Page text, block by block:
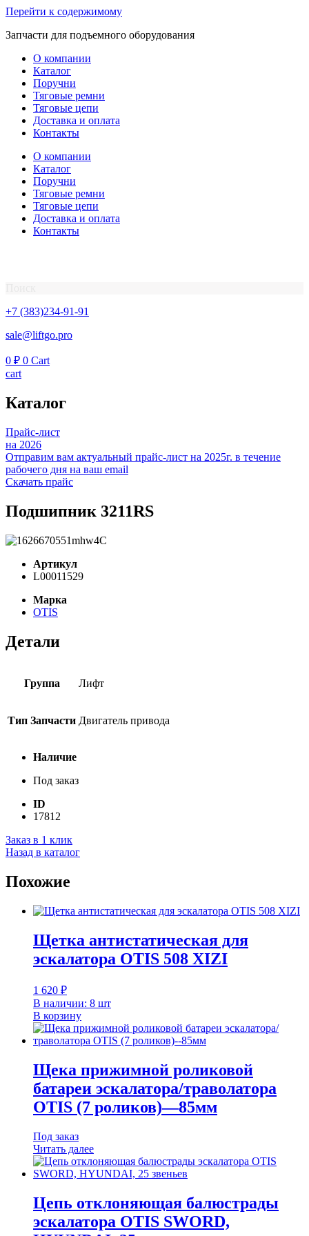
Перейти к содержимому
Запчасти для подъемного оборудования
О компании
Каталог
Поручни
Тяговые ремни
Тяговые цепи
Доставка и оплата
Контакты
О компании
Каталог
Поручни
Тяговые ремни
Тяговые цепи
Доставка и оплата
Контакты
+7 (383)234-91-91
sale@liftgo.pro
0 ₽ 0 Cart
cart
Каталог
Прайс-лист
на 2026
Отправим вам актуальный прайс-лист на 2025г. в течение
рабочего дня на ваш email
Скачать прайс
Подшипник 3211RS
Артикул
L00011529
Марка
OTIS
Детали
Группа Лифт
Тип Запчасти Двигатель привода
Наличие
Под заказ
ID
17812
Заказ в 1 клик
Назад в каталог
Похожие
Щетка антистатическая для
эскалатора ОTIS 508 XIZI
1 620 ₽
В наличии: 8 шт
В корзину
Щека прижимной роликовой
батареи эскалатора/траволатора
OTIS (7 роликов)—85мм
Под заказ
Читать далее
Цепь отклоняющая балюстрады
эскалатора OTIS SWORD,